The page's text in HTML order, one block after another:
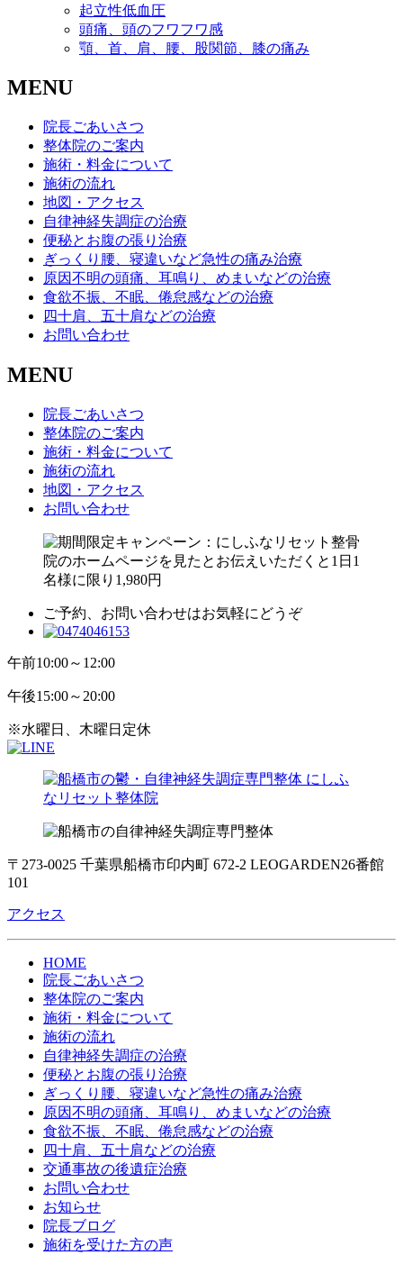
起立性低血圧
頭痛、頭のフワフワ感
顎、首、肩、腰、股関節、膝の痛み
MENU
院長ごあいさつ
整体院のご案内
施術・料金について
施術の流れ
地図・アクセス
自律神経失調症の治療
便秘とお腹の張り治療
ぎっくり腰、寝違いなど急性の痛み治療
原因不明の頭痛、耳鳴り、めまいなどの治療
食欲不振、不眠、倦怠感などの治療
四十肩、五十肩などの治療
お問い合わせ
MENU
院長ごあいさつ
整体院のご案内
施術・料金について
施術の流れ
地図・アクセス
お問い合わせ
ご予約、お問い合わせはお気軽にどうぞ
午前10:00～12:00
午後15:00～20:00
※水曜日、木曜日定休
〒273-0025 千葉県船橋市印内町 672-2 LEOGARDEN26番館
101
アクセス
HOME
院長ごあいさつ
整体院のご案内
施術・料金について
施術の流れ
自律神経失調症の治療
便秘とお腹の張り治療
ぎっくり腰、寝違いなど急性の痛み治療
原因不明の頭痛、耳鳴り、めまいなどの治療
食欲不振、不眠、倦怠感などの治療
四十肩、五十肩などの治療
交通事故の後遺症治療
お問い合わせ
お知らせ
院長ブログ
施術を受けた方の声